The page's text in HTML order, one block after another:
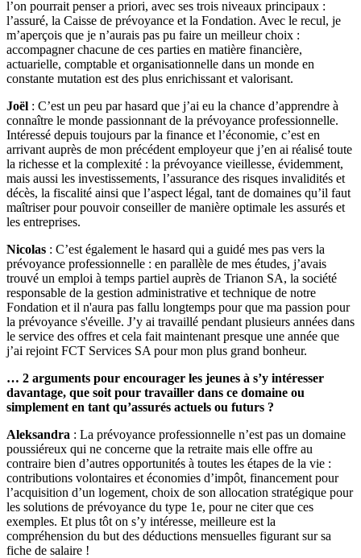
l’on pourrait penser a priori, avec ses trois niveaux principaux :
l’assuré, la Caisse de prévoyance et la Fondation. Avec le recul, je
m’aperçois que je n’aurais pas pu faire un meilleur choix :
accompagner chacune de ces parties en matière financière,
actuarielle, comptable et organisationnelle dans un monde en
constante mutation est des plus enrichissant et valorisant.
Joël : C’est un peu par hasard que j’ai eu la chance d’apprendre à
connaître le monde passionnant de la prévoyance professionnelle.
Intéressé depuis toujours par la finance et l’économie, c’est en
arrivant auprès de mon précédent employeur que j’en ai réalisé toute
la richesse et la complexité : la prévoyance vieillesse, évidemment,
mais aussi les investissements, l’assurance des risques invalidités et
décès, la fiscalité ainsi que l’aspect légal, tant de domaines qu’il faut
maîtriser pour pouvoir conseiller de manière optimale les assurés et
les entreprises.
Nicolas : C’est également le hasard qui a guidé mes pas vers la
prévoyance professionnelle : en parallèle de mes études, j’avais
trouvé un emploi à temps partiel auprès de Trianon SA, la société
responsable de la gestion administrative et technique de notre
Fondation et il n'aura pas fallu longtemps pour que ma passion pour
la prévoyance s'éveille. J’y ai travaillé pendant plusieurs années dans
le service des offres et cela fait maintenant presque une année que
j’ai rejoint FCT Services SA pour mon plus grand bonheur.
… 2 arguments pour encourager les jeunes à s’y intéresser
davantage, que soit pour travailler dans ce domaine ou
simplement en tant qu’assurés actuels ou futurs ?
Aleksandra : La prévoyance professionnelle n’est pas un domaine
poussiéreux qui ne concerne que la retraite mais elle offre au
contraire bien d’autres opportunités à toutes les étapes de la vie :
contributions volontaires et économies d’impôt, financement pour
l’acquisition d’un logement, choix de son allocation stratégique pour
les solutions de prévoyance du type 1e, pour ne citer que ces
exemples. Et plus tôt on s’y intéresse, meilleure est la
compréhension du but des déductions mensuelles figurant sur sa
fiche de salaire !